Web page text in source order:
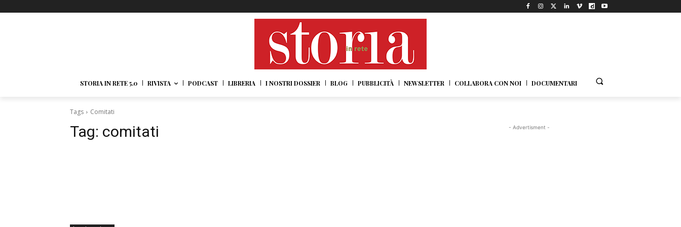
STORIA IN RETE 5.0 RIVISTA PODCAST LIBRERIA I NOSTRI DOSSIER BLOG PUBBLICITÀ NEWSLETTER COLLABORA CON NOI DOCUMENTARI
Tags Comitati
Tag: comitati - Advertisment -